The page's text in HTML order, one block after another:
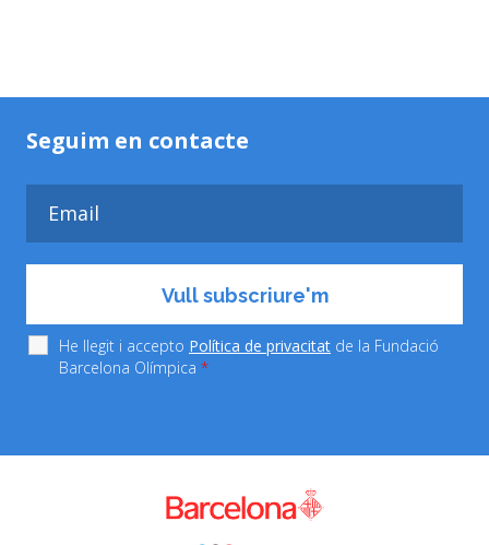
Seguim en contacte
He llegit i accepto Política de privacitat de la Fundació
Barcelona Olímpica *